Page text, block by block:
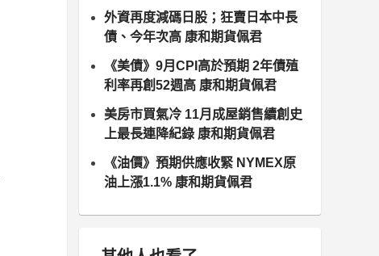
雄期貨商、高雄康和期貨開戶
外資再度減碼日股；狂賣日本中長
債、今年次高 康和期貨佩君
《美債》9月CPI高於預期 2年債殖
利率再創52週高 康和期貨佩君
美房市買氣冷 11月成屋銷售續創史
上最長連降紀錄 康和期貨佩君
《油價》預期供應收緊 NYMEX原
油上漲1.1% 康和期貨佩君